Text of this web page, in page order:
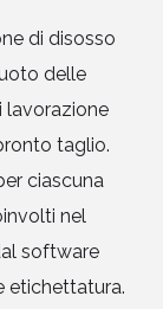
di disosso
delle
lavorazione
taglio.
ciascuna
nel
software
etichettatura.